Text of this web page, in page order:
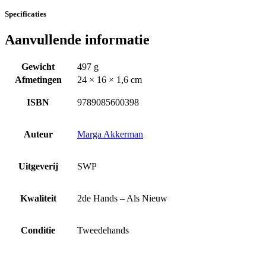
Specificaties
Aanvullende informatie
Gewicht
497 g
Afmetingen
24 × 16 × 1,6 cm
ISBN 9789085600398
Auteur Marga Akkerman
Uitgeverij SWP
Kwaliteit 2de Hands – Als Nieuw
Conditie Tweedehands